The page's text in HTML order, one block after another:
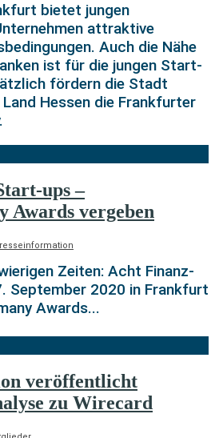
bietet jungen
attraktive
Auch die Nähe
ist für die jungen Start-
fördern die Stadt
Hessen die Frankfurter
ups –
Awards vergeben
Zeiten: Acht Finanz-
September 2020 in Frankfurt
Awards...
veröffentlicht
zu Wirecard